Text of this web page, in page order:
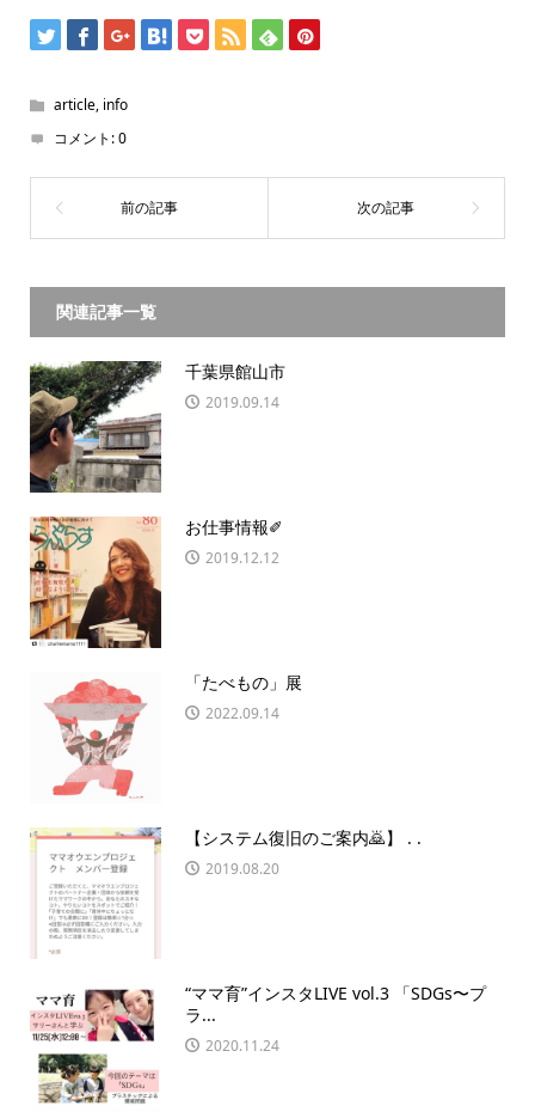
article, info
コメント:0
関連記事一覧
千葉県館山市
2019.09.14
お仕事情報✐
2019.12.12
「たべもの」展
2022.09.14
【システム復旧のご案内🙇】 . .
2019.08.20
“ママ育”インスタLIVE vol.3 「SDGs〜プ
ラ...
2020.11.24